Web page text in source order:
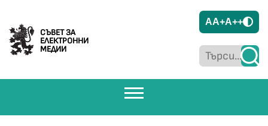
СЪВЕТ ЗА
ЕЛЕКТРОННИ
МЕДИИ
AA+A++